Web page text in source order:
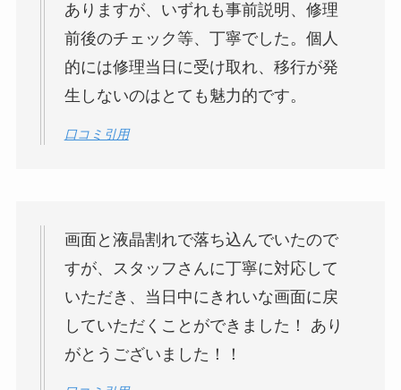
ありますが、いずれも事前説明、修理
前後のチェック等、丁寧でした。個人
的には修理当日に受け取れ、移行が発
生しないのはとても魅力的です。
口コミ引用
画面と液晶割れで落ち込んでいたので
すが、スタッフさんに丁寧に対応して
いただき、当日中にきれいな画面に戻
していただくことができました！ あり
がとうございました！！